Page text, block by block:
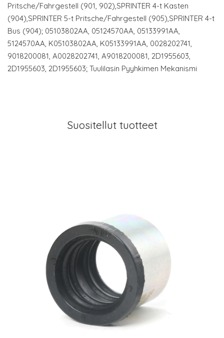
Pritsche/Fahrgestell (901, 902),SPRINTER 4-t Kasten
(904),SPRINTER 5-t Pritsche/Fahrgestell (905),SPRINTER 4-t
Bus (904); 05103802AA, 05124570AA, 05133991AA,
5124570AA, K05103802AA, K05133991AA, 0028202741,
9018200081, A0028202741, A9018200081, 2D1955603,
2D1955603, 2D1955603; Tuulilasin Pyyhkimen Mekanismi
Suositellut tuotteet